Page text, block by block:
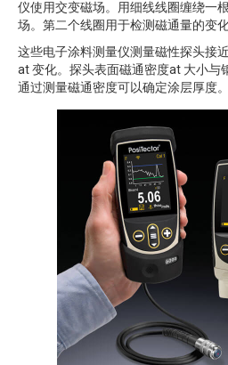
仪使用交变磁场。用细线线圈缠绕一
场。第二个线圈用于检测磁通量的变化
这些电子涂料测量仪测量磁性探头接
at 变化。探头表面磁通密度at 大小与
通过测量磁通密度可以确定涂层厚度。